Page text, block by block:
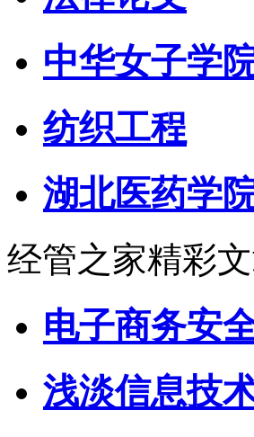
中华女子学
纺织工程
湖北医药学
经管之家精彩
电子商务安
浅淡信息技